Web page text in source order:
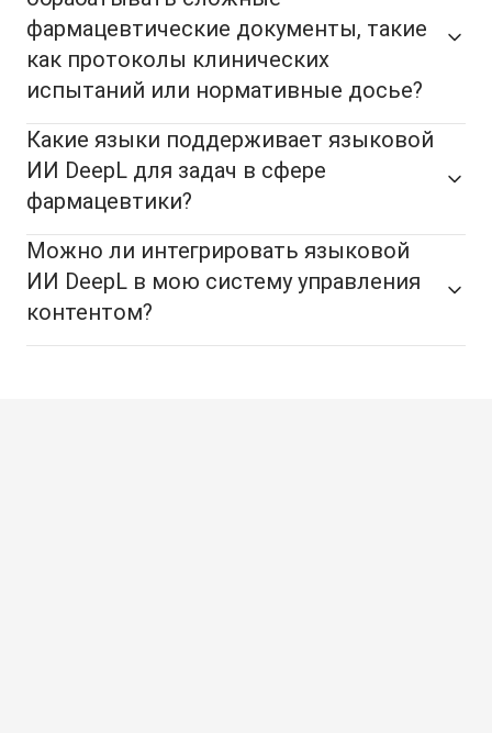
фармацевтические документы, такие
как протоколы клинических
испытаний или нормативные досье?
Какие языки поддерживает языковой
ИИ DeepL для задач в сфере
фармацевтики?
Можно ли интегрировать языковой
ИИ DeepL в мою систему управления
контентом?